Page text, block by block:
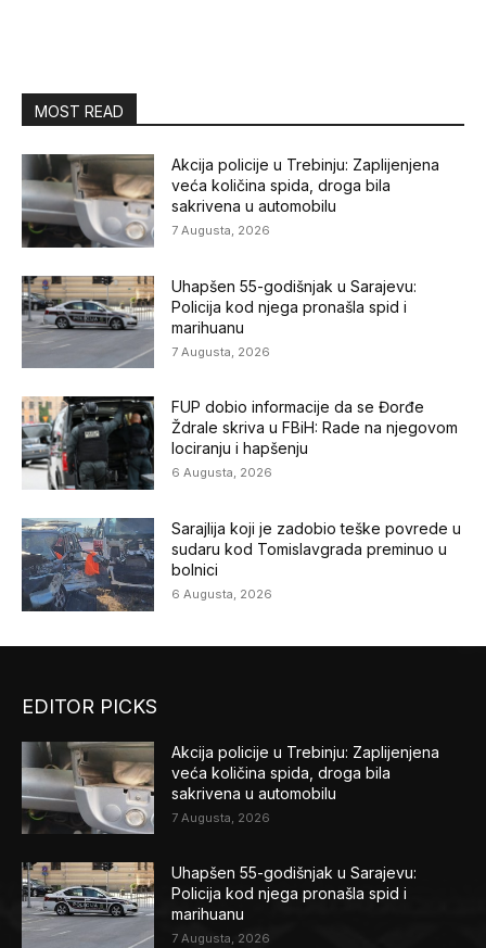
MOST READ
Akcija policije u Trebinju: Zaplijenjena
veća količina spida, droga bila
sakrivena u automobilu
7 Augusta, 2026
Uhapšen 55-godišnjak u Sarajevu:
Policija kod njega pronašla spid i
marihuanu
7 Augusta, 2026
FUP dobio informacije da se Đorđe
Ždrale skriva u FBiH: Rade na njegovom
lociranju i hapšenju
6 Augusta, 2026
Sarajlija koji je zadobio teške povrede u
sudaru kod Tomislavgrada preminuo u
bolnici
6 Augusta, 2026
EDITOR PICKS
Akcija policije u Trebinju: Zaplijenjena
veća količina spida, droga bila
sakrivena u automobilu
7 Augusta, 2026
Uhapšen 55-godišnjak u Sarajevu:
Policija kod njega pronašla spid i
marihuanu
7 Augusta, 2026